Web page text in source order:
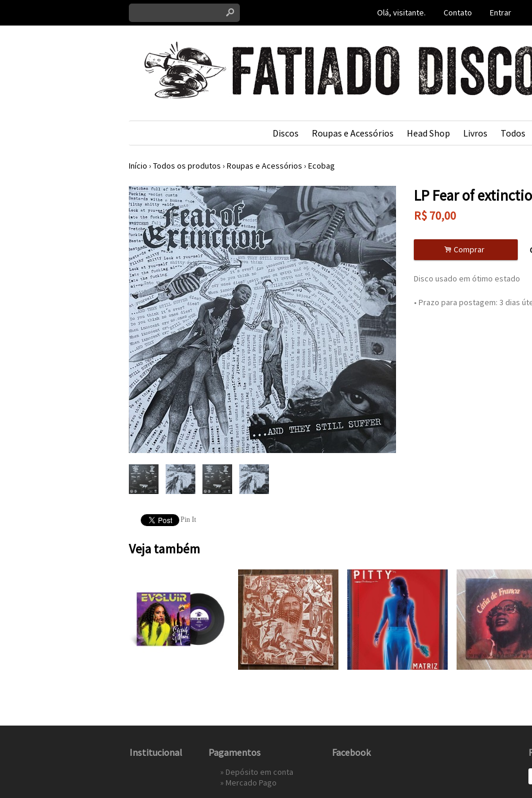
s Olá, visitante. Contato Entrar
Discos Roupas e Acessórios Head Shop Livros Todos
Início › Todos os produtos › Roupas e Acessórios › Ecobag
Pin It
LP Fear of
R$ 70,00
. Comprar
Disco usado em ótimo estado
• Prazo para postagem: 3 dias
Veja também
Institucional Pagamentos
» Depósito em conta
» Mercado Pago
Facebook